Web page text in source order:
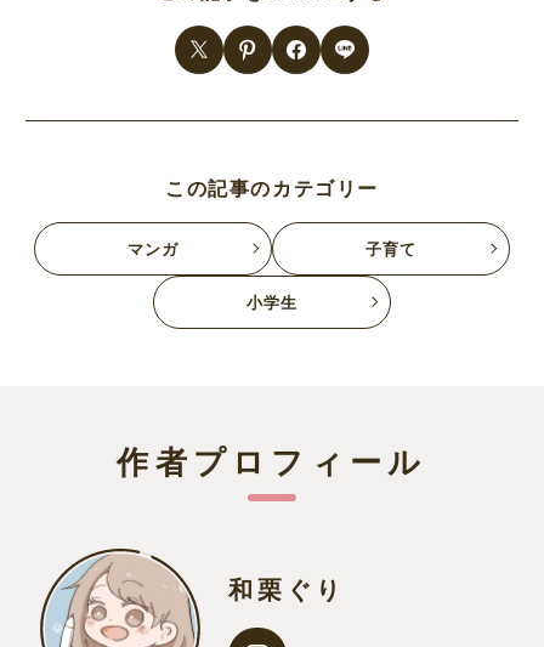
この記事のカテゴリー
マンガ 子育て
小学生
作者プロフィール
和栗ぐり